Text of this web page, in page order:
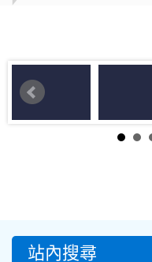
::: 站內搜尋